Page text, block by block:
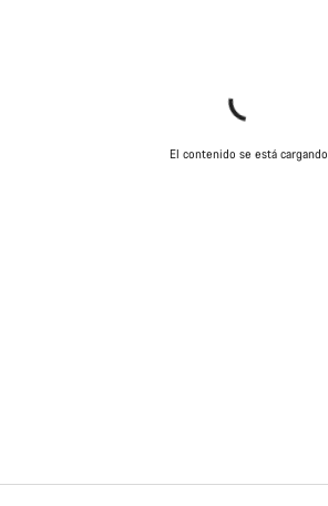
El contenido se está cargando